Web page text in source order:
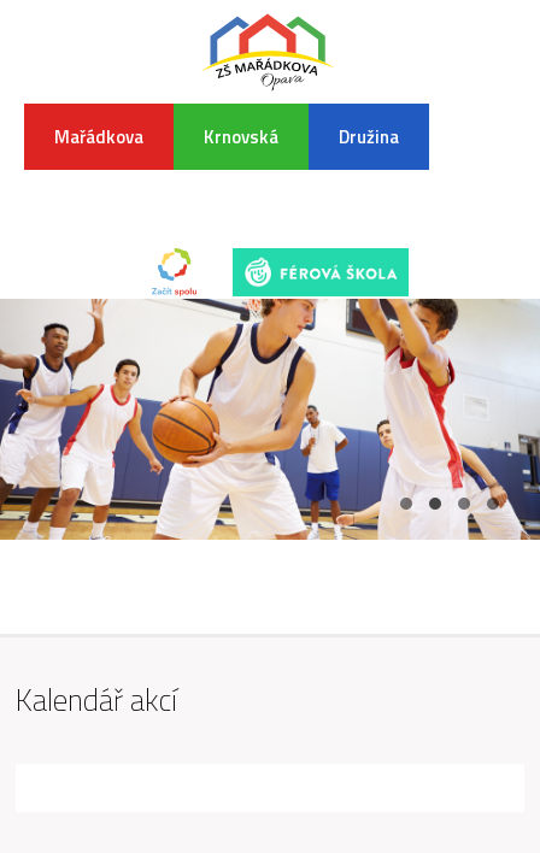
Mařádkova Krnovská Družina
Kalendář akcí